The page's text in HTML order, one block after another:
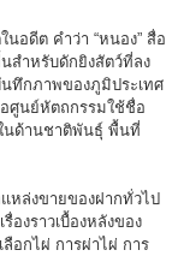
อดีต คำว่า “หนอง” สื่อ
สำหรับดักยิงสัตว์ที่ลง
ทึกภาพของภูมิประเทศ
อศูนย์หัตถกรรมใช้ชื่อ
นด้านชาติพันธุ์ พื้นที่
หล่งขายของฝากทั่วไป
องราวเบื้องหลังของ
อกไผ่ การผ่าไผ่ การ